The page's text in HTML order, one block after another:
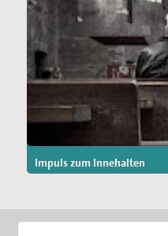
Impuls zum Innehalten